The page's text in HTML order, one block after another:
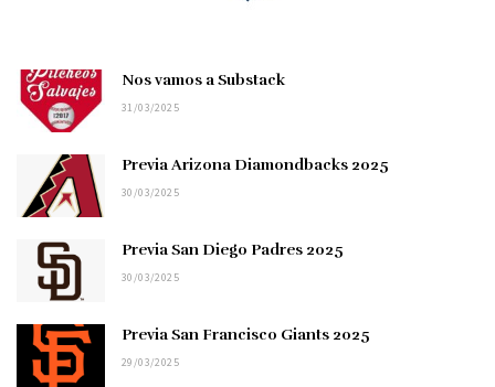
Nos vamos a Substack
31/03/2025
Previa Arizona Diamondbacks 2025
30/03/2025
Previa San Diego Padres 2025
30/03/2025
Previa San Francisco Giants 2025
29/03/2025